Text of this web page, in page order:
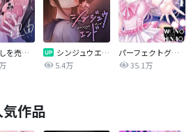
私がわたしを売る理由
シンジュウエンド【タテヨミ】
5.4万
パーフェクトグリッター
35.1万
作品